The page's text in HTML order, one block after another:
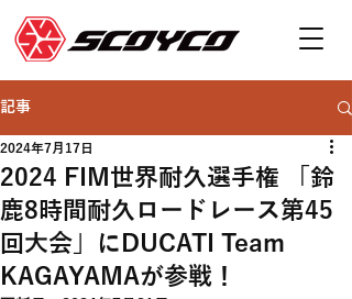
記事
2024 FIM世界耐久選手権 「鈴
鹿8時間耐久ロードレース第45
回大会」にDUCATI Team
KAGAYAMAが参戦！
2024年7月17日